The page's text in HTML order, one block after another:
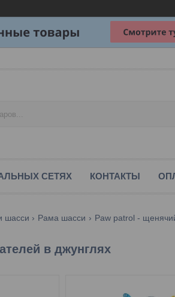
СЕТЯХ КОНТАКТЫ
шасси Рама шасси Paw patrol -
в джунглях